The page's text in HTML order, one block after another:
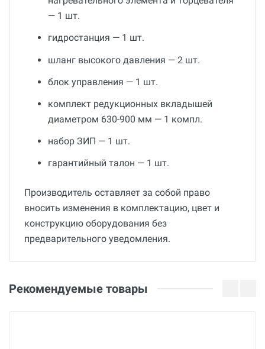
— 1 шт.
гидростанция — 1 шт.
шланг высокого давления — 2 шт.
блок управления — 1 шт.
комплект редукционных вкладышей
диаметром 630-900 мм — 1 компл.
набор ЗИП — 1 шт.
гарантийный талон — 1 шт.
Производитель оставляет за собой право
вносить изменения в комплектацию, цвет и
конструкцию оборудования без
предварительного уведомления.
12 месяцев
Оценка
Рекомендуемые товары